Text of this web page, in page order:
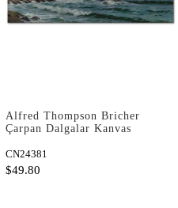
Alfred Thompson Bricher
Çarpan Dalgalar Kanvas
CN24381
$49.80